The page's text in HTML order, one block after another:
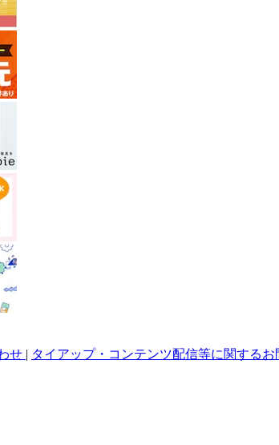
せ | タイアップ・コンテンツ配信等に関するお